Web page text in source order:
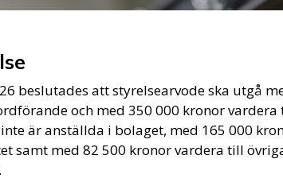
beslutades att styrelsearvode ska utgå
och med 350 000 kronor vardera
är anställda i bolaget, med 165 000
samt med 82 500 kronor vardera till